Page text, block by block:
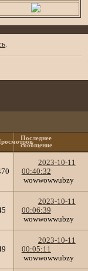
.
Последнее
сообщение
2023-10-11
00:40:32
wowwowwubzy
2023-10-11
00:06:39
wowwowwubzy
2023-10-11
00:05:11
wowwowwubzy